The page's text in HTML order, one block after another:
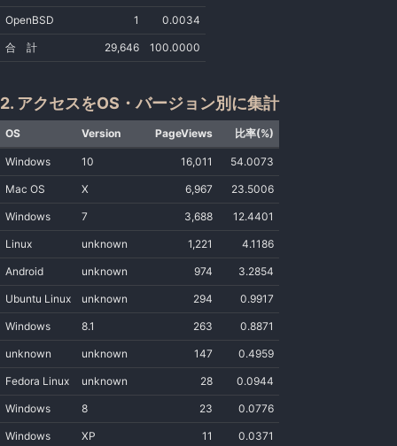
OpenBSD 1 0.0034
合 計 29,646 100.0000
2. アクセスをOS・バージョン別に集計
OS Version PageViews 比率(%)
Windows 10 16,011 54.0073
Mac OS X 6,967 23.5006
Windows 7 3,688 12.4401
Linux unknown 1,221 4.1186
Android unknown 974 3.2854
Ubuntu Linux unknown 294 0.9917
Windows 8.1 263 0.8871
unknown unknown 147 0.4959
Fedora Linux unknown 28 0.0944
Windows 8 23 0.0776
Windows XP 11 0.0371